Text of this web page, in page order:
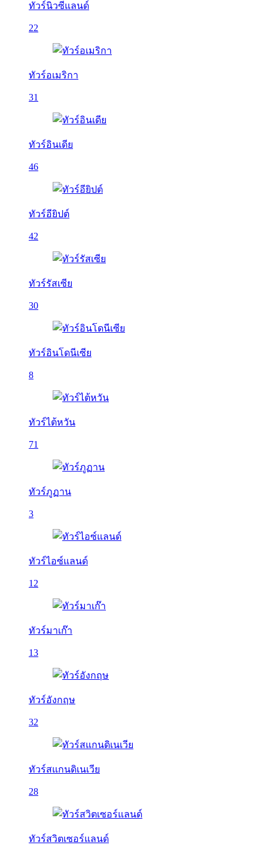
ทัวร์นิวซีแลนด์
22
ทัวร์อเมริกา
31
ทัวร์อินเดีย
46
ทัวร์อียิปต์
42
ทัวร์รัสเซีย
30
ทัวร์อินโดนีเซีย
8
ทัวร์ไต้หวัน
71
ทัวร์ภูฏาน
3
ทัวร์ไอซ์แลนด์
12
ทัวร์มาเก๊า
13
ทัวร์อังกฤษ
32
ทัวร์สแกนดิเนเวีย
28
ทัวร์สวิตเซอร์แลนด์